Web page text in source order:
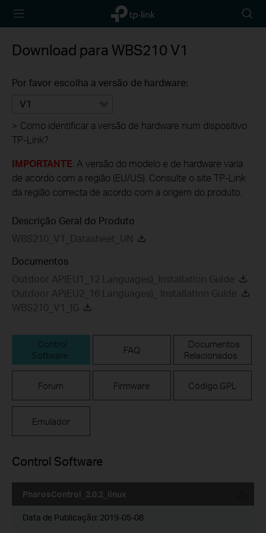
TP-Link,
Reliably
icon
Download para WBS210 V1
Por favor escolha a versão de hardware:
V1
> Como identificar a versão de hardware num dispositivo
TP-Link?
IMPORTANTE: A versão do modelo e de hardware varia
de acordo com a região (EU/US). Consulte o site TP-Link
da região correcta de acordo com a origem do produto.
Descrição Geral do Produto
WBS210_V1_Datasheet_UN
Documentos
Outdoor AP(EU1_12 Languages)_Installation Guide
Outdoor AP(EU2_16 Languages)_ Installation Guide
WBS210_V1_IG
Control
Software
FAQ
Documentos
Relacionados
Forum Firmware Código GPL
Emulador
Control Software
PharosControl_2.0.2_linux
Data de Publicação: 2019-05-08